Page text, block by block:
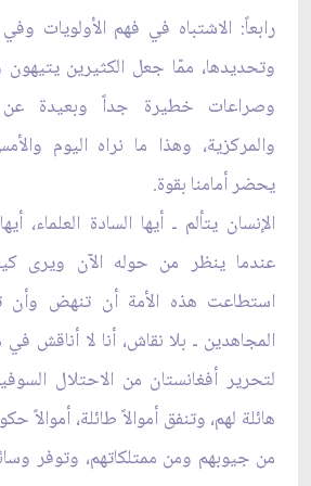
رابعاً: الاشتباه في فهم الأولويات
وتحديدها، ممّا جعل الكثيرين
وصراعات خطيرة جداً وبعيدة عن
والمركزية، وهذا ما نراه اليوم
يحضر أمامنا بقوة.
الإنسان يتألم ـ أيها السادة العلماء،
عندما ينظر من حوله الآن ويرى
استطاعت هذه الأمة أن تنهض
المجاهدين ـ بلا نقاش، أنا لا أناقش في
لتحرير أفغانستان من الاحتلال
هائلة لهم، وتنفق أموالاً طائلة، أموالاً
من جيوبهم ومن ممتلكاتهم، وتوفر